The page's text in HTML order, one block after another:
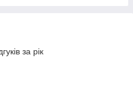
за рік